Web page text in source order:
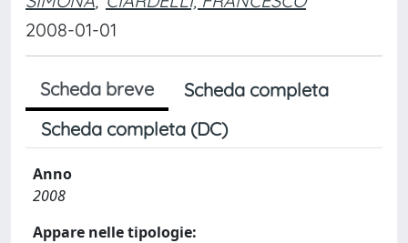
2008-01-01
Scheda breve
Scheda completa
Scheda completa (DC)
Anno
2008
Appare nelle tipologie: